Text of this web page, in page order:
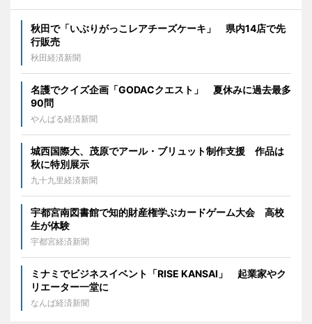
秋田で「いぶりがっこレアチーズケーキ」 県内14店で先
行販売
秋田経済新聞
名護でクイズ企画「GODACクエスト」 夏休みに過去最多
90問
やんばる経済新聞
城西国際大、茂原でアール・ブリュット制作支援 作品は
秋に特別展示
九十九里経済新聞
宇都宮南図書館で知的財産権学ぶカードゲーム大会 高校
生が体験
宇都宮経済新聞
ミナミでビジネスイベント「RISE KANSAI」 起業家やク
リエーター一堂に
なんば経済新聞